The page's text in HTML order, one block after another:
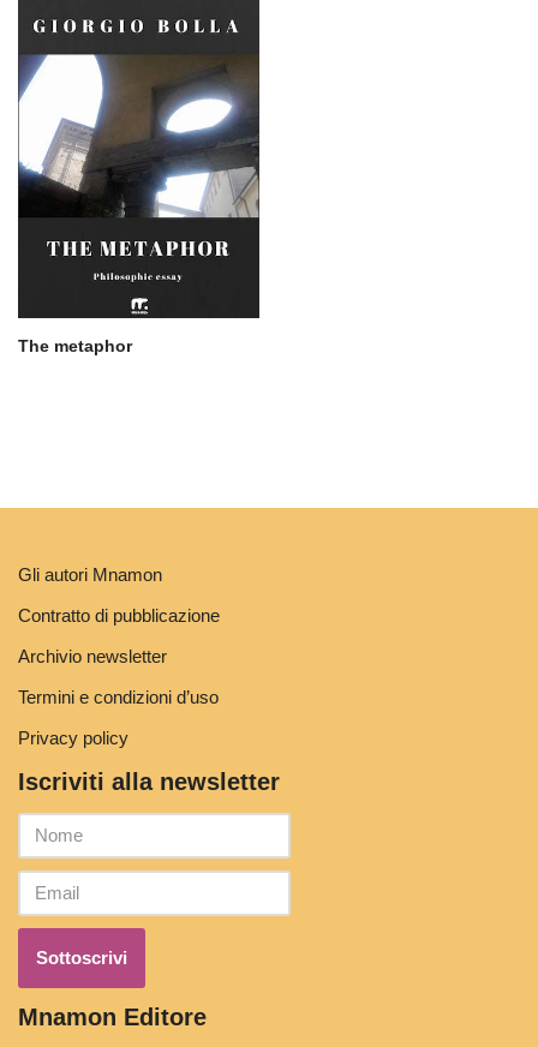
The metaphor
Gli autori Mnamon
Contratto di pubblicazione
Archivio newsletter
Termini e condizioni d’uso
Privacy policy
Iscriviti alla newsletter
Mnamon Editore